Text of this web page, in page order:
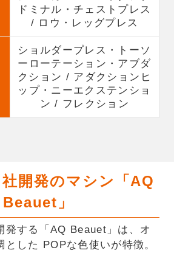
ドミナル・チェストプレス
/ ロウ・レッグプレス
ショルダープレス・トーソ
ーローテーション・アブダ
クション / アダクションヒ
ップ・ニーエクステンショ
ン / フレクション
開発のマシン「AQ
Beauet」
発する「AQ Beauet」は、オ
とした POPな色使いが特徴。